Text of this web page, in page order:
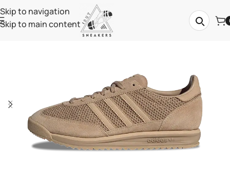
Skip to navigation
Skip to main content